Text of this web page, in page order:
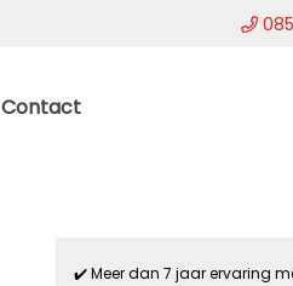
Contact
✔️ Meer dan 7 jaar ervaring